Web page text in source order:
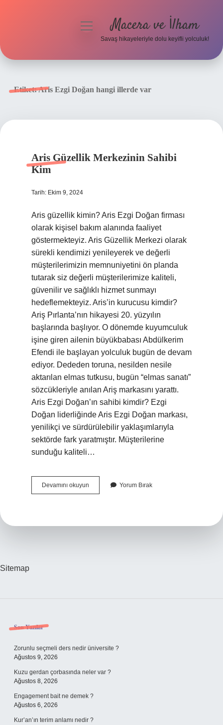
menüyüMacera ve İlham
Savaş hikayeleriyle dolu keyifli yolculuk!
Etiket:Aris Ezgi Doğan hangi illerde var
Aris Güzellik Merkezinin Sahibi
Kim
Tarih: Ekim 9, 2024
Aris güzellik kimin? Aris Ezgi Doğan firması
olarak kişisel bakım alanında faaliyet
göstermekteyiz. Aris Güzellik Merkezi olarak
sürekli kendimizi yenileyerek ve değerli
müşterilerimizin memnuniyetini ön planda
tutarak siz değerli müşterilerimize kaliteli,
güvenilir ve sağlıklı hizmet sunmayı
hedeflemekteyiz. Aris’in kurucusu kimdir?
Ariş Pırlanta’nın hikayesi 20. yüzyılın
başlarında başlıyor. O dönemde kuyumculuk
işine giren ailenin büyükbabası Abdülkerim
Efendi ile başlayan yolculuk bugün de devam
ediyor. Dededen toruna, nesilden nesile
aktarılan elmas tutkusu, bugün “elmas sanatı”
sözcükleriyle anılan Ariş markasını yarattı.
Aris Ezgi Doğan’ın sahibi kimdir? Ezgi
Doğan liderliğinde Aris Ezgi Doğan markası,
yenilikçi ve sürdürülebilir yaklaşımlarıyla
sektörde fark yaratmıştır. Müşterilerine
sunduğu kaliteli…
Devamını okuyun
Güzellik
Yorum Bırak
Sitemap
Sidebar
Son Yazılar
Zorunlu seçmeli ders nedir üniversite ?
Ağustos 9, 2026
Kuzu gerdan çorbasında neler var ?
Ağustos 8, 2026
Engagement bait ne demek ?
Ağustos 6, 2026
Kur’an’ın terim anlamı nedir ?